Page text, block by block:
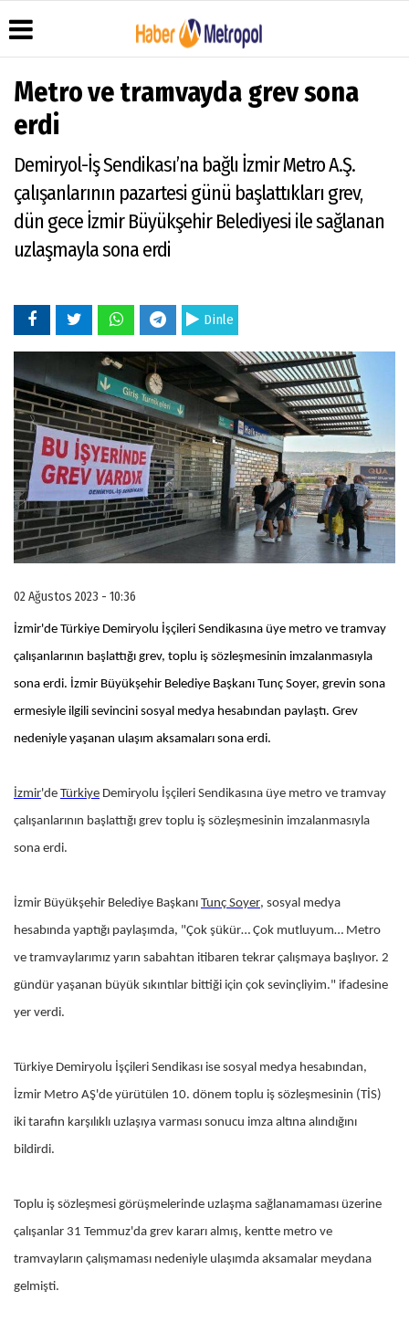
Haber
Arşivi
Gazete
Arşivi
Durumu
Anketler
Yazarları
Video
Galeri
Foto
İletişim
Çerez
Politikası
Metro ve tramvayda grev sona
erdi
Demiryol-İş Sendikası’na bağlı İzmir Metro A.Ş.
çalışanlarının pazartesi günü başlattıkları grev,
dün gece İzmir Büyükşehir Belediyesi ile sağlanan
uzlaşmayla sona erdi
Dinle
02 Ağustos 2023 - 10:36
İzmir'de Türkiye Demiryolu İşçileri Sendikasına üye metro ve tramvay
çalışanlarının başlattığı grev, toplu iş sözleşmesinin imzalanmasıyla
sona erdi. İzmir Büyükşehir Belediye Başkanı Tunç Soyer, grevin sona
ermesiyle ilgili sevincini sosyal medya hesabından paylaştı. Grev
nedeniyle yaşanan ulaşım aksamaları sona erdi.
İzmir'de Türkiye Demiryolu İşçileri Sendikasına üye metro ve tramvay
çalışanlarının başlattığı grev toplu iş sözleşmesinin imzalanmasıyla
sona erdi.
İzmir Büyükşehir Belediye Başkanı Tunç Soyer, sosyal medya
hesabında yaptığı paylaşımda, "Çok şükür… Çok mutluyum… Metro
ve tramvaylarımız yarın sabahtan itibaren tekrar çalışmaya başlıyor. 2
gündür yaşanan büyük sıkıntılar bittiği için çok sevinçliyim." ifadesine
yer verdi.
Türkiye Demiryolu İşçileri Sendikası ise sosyal medya hesabından,
İzmir Metro AŞ'de yürütülen 10. dönem toplu iş sözleşmesinin (TİS)
iki tarafın karşılıklı uzlaşıya varması sonucu imza altına alındığını
bildirdi.
Toplu iş sözleşmesi görüşmelerinde uzlaşma sağlanamaması üzerine
çalışanlar 31 Temmuz'da grev kararı almış, kentte metro ve
tramvayların çalışmaması nedeniyle ulaşımda aksamalar meydana
gelmişti.